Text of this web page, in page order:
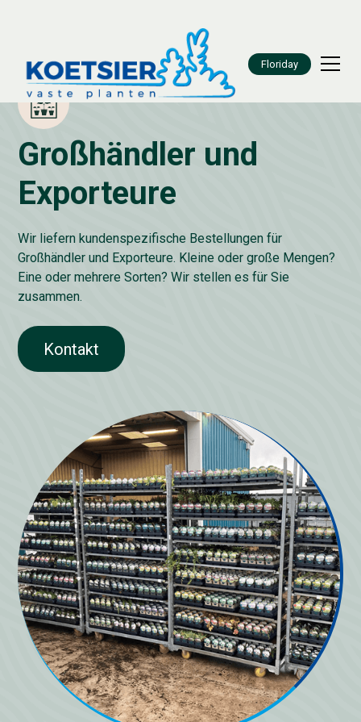
Floriday
Großhändler und
Exporteure
Wir liefern kundenspezifische Bestellungen für
Großhändler und Exporteure. Kleine oder große Mengen?
Eine oder mehrere Sorten? Wir stellen es für Sie
zusammen.
Kontakt